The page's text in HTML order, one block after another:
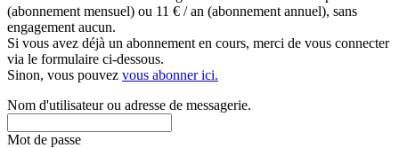
(abonnement mensuel) ou 11 € / an (abonnement annuel), sans
engagement aucun.
Si vous avez déjà un abonnement en cours, merci de vous connecter
via le formulaire ci-dessous.
Sinon, vous pouvez vous abonner ici.
Nom d'utilisateur ou adresse de messagerie.
Mot de passe